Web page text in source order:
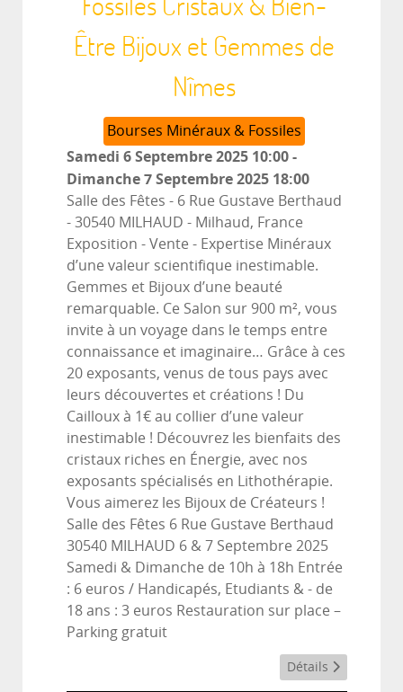
Être Bijoux et Gemmes de
Nîmes
Bourses Minéraux & Fossiles
Samedi 6 Septembre 2025 10:00-
Dimanche 7 Septembre 2025 18:00
Salle des Fêtes - 6 Rue Gustave Berthaud
- 30540 MILHAUD - Milhaud, France
Exposition - Vente - Expertise Minéraux
d’une valeur scientifique inestimable.
Gemmes et Bijoux d’une beauté
remarquable. Ce Salon sur 900 m², vous
invite à un voyage dans le temps entre
connaissance et imaginaire… Grâce à ces
20 exposants, venus de tous pays avec
leurs découvertes et créations ! Du
Cailloux à 1€ au collier d’une valeur
inestimable ! Découvrez les bienfaits des
cristaux riches en Énergie, avec nos
exposants spécialisés en Lithothérapie.
Vous aimerez les Bijoux de Créateurs !
Salle des Fêtes 6 Rue Gustave Berthaud
30540 MILHAUD 6 & 7 Septembre 2025
Samedi & Dimanche de 10h à 18h Entrée
: 6 euros / Handicapés, Etudiants & - de
18 ans : 3 euros Restauration sur place –
Parking gratuit
Détails